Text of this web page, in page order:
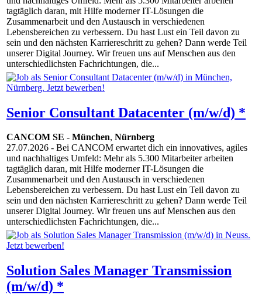
tagtäglich daran, mit Hilfe moderner IT-Lösungen die
Zusammenarbeit und den Austausch in verschiedenen
Lebensbereichen zu verbessern. Du hast Lust ein Teil davon zu
sein und den nächsten Karriereschritt zu gehen? Dann werde Teil
unserer Digital Journey. Wir freuen uns auf Menschen aus den
unterschiedlichsten Fachrichtungen, die...
Senior Consultant Datacenter (m/w/d) *
CANCOM SE - München, Nürnberg
27.07.2026 - Bei CANCOM erwartet dich ein innovatives, agiles
und nachhaltiges Umfeld: Mehr als 5.300 Mitarbeiter arbeiten
tagtäglich daran, mit Hilfe moderner IT-Lösungen die
Zusammenarbeit und den Austausch in verschiedenen
Lebensbereichen zu verbessern. Du hast Lust ein Teil davon zu
sein und den nächsten Karriereschritt zu gehen? Dann werde Teil
unserer Digital Journey. Wir freuen uns auf Menschen aus den
unterschiedlichsten Fachrichtungen, die...
Solution Sales Manager Transmission
(m/w/d) *